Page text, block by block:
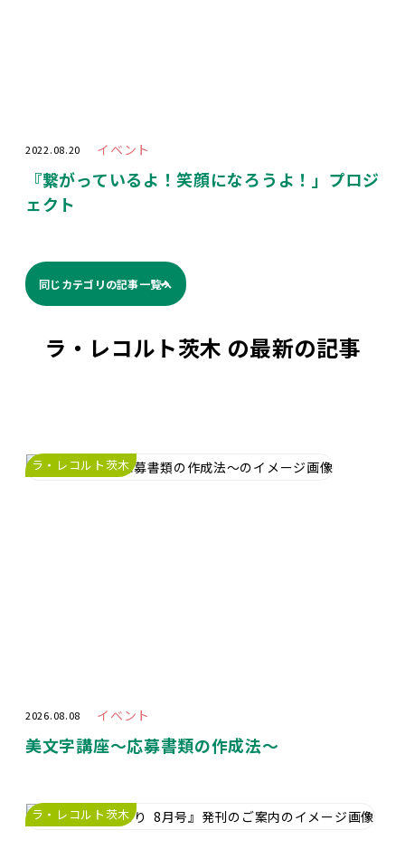
2022.08.20 イベント
『繋がっているよ！笑顔になろうよ！」プロジ
ェクト
同じカテゴリの記事⼀覧へ
ラ・レコルト茨木 の最新の記事
ラ・レコルト茨木
2026.08.08 イベント
美文字講座〜応募書類の作成法〜
ラ・レコルト茨木